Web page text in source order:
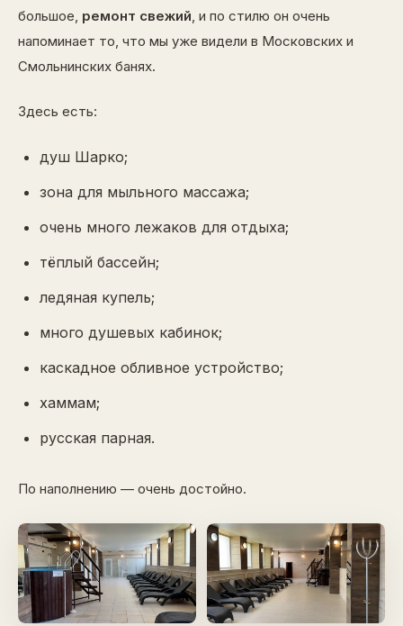
большое, ремонт свежий , и по стилю он очень
напоминает то, что мы уже видели в Московских и
Смольнинских банях.
Здесь есть:
душ Шарко;
зона для мыльного массажа;
очень много лежаков для отдыха;
тёплый бассейн;
ледяная купель;
много душевых кабинок;
каскадное обливное устройство;
хаммам;
русская парная.
По наполнению — очень достойно.